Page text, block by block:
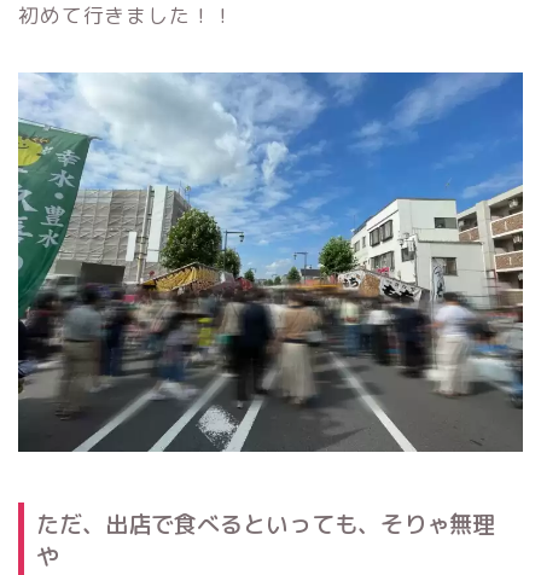
初めて行きました！！
ただ、出店で食べるといっても、そりゃ無理
や